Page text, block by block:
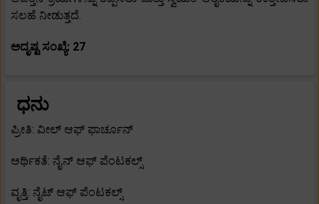
ಸಲಹೆ ನೀಡುತ್ತದೆ.
ಅದೃಷ್ಟ ಸಂಖ್ಯೆ: 27
ಧನು
ಪ್ರೀತಿ: ವೀಲ್ ಆಫ್ ಫಾರ್ಚೂನ್
ಆರ್ಥಿಕತೆ: ನೈನ್ ಆಫ್ ಪೆಂಟಕಲ್ಸ್
ವೃತ್ತಿ: ನೈಟ್ ಆಫ್ ಪೆಂಟಕಲ್ಸ್